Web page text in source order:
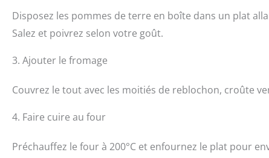
Disposez les pommes de terre en boîte dans un plat
Salez et poivrez selon votre goût.
3. Ajouter le fromage
Couvrez le tout avec les moitiés de reblochon, croûte
4. Faire cuire au four
Préchauffez le four à 200°C et enfournez le plat pour